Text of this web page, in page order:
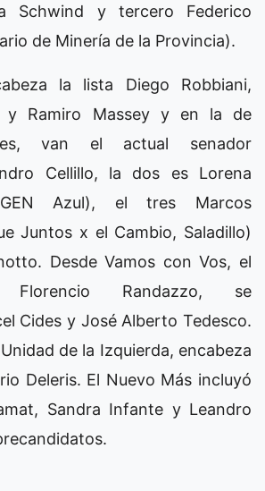
Schwind y tercero Federico
de Minería de la Provincia).
la lista Diego Robbiani,
y Ramiro Massey y en la de
van el actual senador
Cellillo, la dos es Lorena
Azul), el tres Marcos
Juntos x el Cambio, Saladillo)
Desde Vamos con Vos, el
Randazzo, se
Cides y José Alberto Tedesco.
de la Izquierda, encabeza
Deleris. El Nuevo Más incluyó
Sandra Infante y Leandro